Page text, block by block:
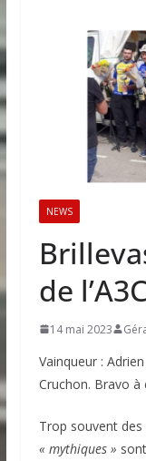
NEWS
de l’A3C
14 mai 2023
Vainqueur :
Cruchon. Bravo à
Trop souvent
« mythiques »